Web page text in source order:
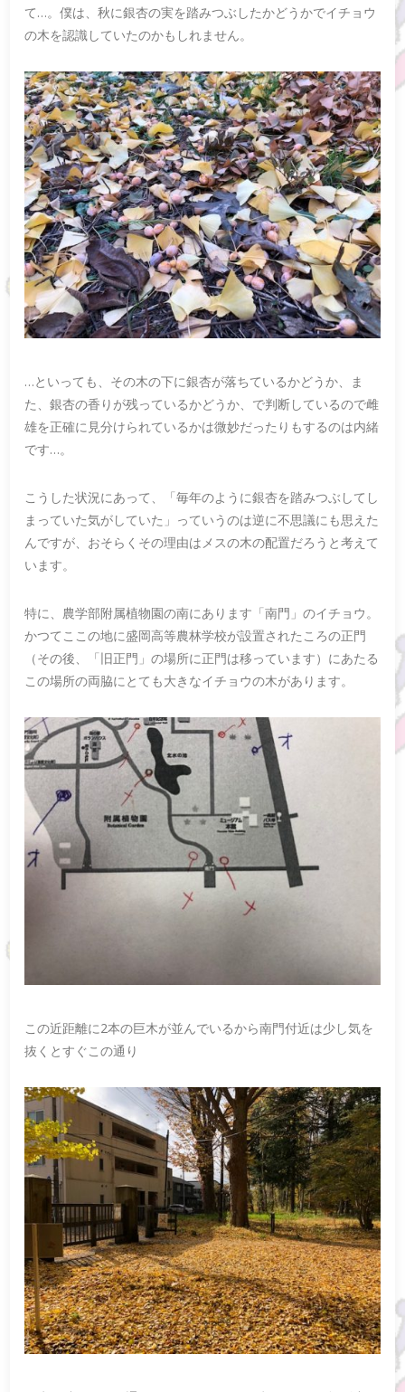
て…。僕は、秋に銀杏の実を踏みつぶしたかどうかでイチョウ
の木を認識していたのかもしれません。
…といっても、その木の下に銀杏が落ちているかどうか、ま
た、銀杏の香りが残っているかどうか、で判断しているので雌
雄を正確に見分けられているかは微妙だったりもするのは内緒
です…。
こうした状況にあって、「毎年のように銀杏を踏みつぶしてし
まっていた気がしていた」っていうのは逆に不思議にも思えた
んですが、おそらくその理由はメスの木の配置だろうと考えて
います。
特に、農学部附属植物園の南にあります「南門」のイチョウ。
かつてここの地に盛岡高等農林学校が設置されたころの正門
（その後、「旧正門」の場所に正門は移っています）にあたる
この場所の両脇にとても大きなイチョウの木があります。
この近距離に2本の巨木が並んでいるから南門付近は少し気を
抜くとすぐこの通り